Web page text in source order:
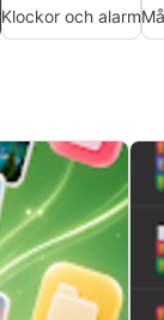
Klockor och alarm